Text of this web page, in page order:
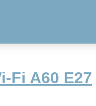
Fi A60 E27